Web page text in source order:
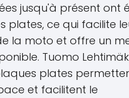
jusqu'à présent ont
plates, ce qui facilite
la moto et offre un
Tuomo
plates
et facilitent le